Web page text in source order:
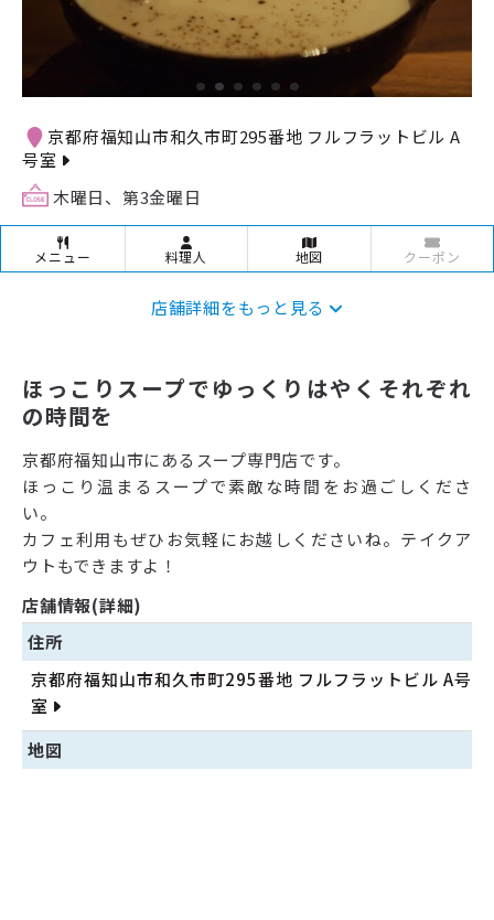
京都府福知山市和久市町295番地 フルフラットビル A
号室
木曜日、第3金曜日
メニュー 料理人 地図 クーポン
店舗詳細をもっと見る
ほっこりスープでゆっくりはやくそれぞれ
の時間を
京都府福知山市にあるスープ専門店です。
ほっこり温まるスープで素敵な時間をお過ごしくださ
い。
カフェ利用もぜひお気軽にお越しくださいね。テイクア
ウトもできますよ！
店舗情報(詳細)
住所
京都府福知山市和久市町295番地 フルフラットビル A号
室
地図